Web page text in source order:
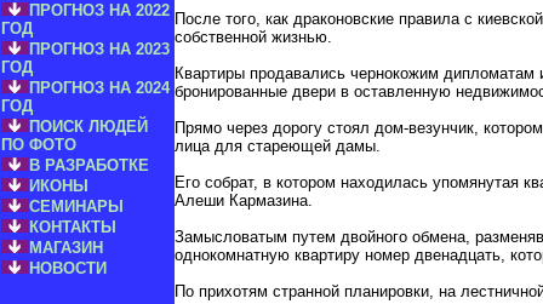
ПРОГНОЗ НА 2022
ГОД
ПРОГНОЗ НА 2023
ГОД
ПРОГНОЗ НА 2024
ГОД
ПОИСК ЛЮДЕЙ
ПО ФОТО
В РАЗРАБОТКЕ
ИКОНЫ
СЕМИНАРЫ
КОНТАКТЫ
МАГАЗИН
НОВОСТИ
После того, как драконовские правила с
собственной жизнью.
Квартиры продавались чернокожим дипломатам
бронированные двери в оставленную
Прямо через дорогу стоял дом-везунчик,
лица для стареющей дамы.
Его собрат, в котором находилась упомянутая
Алеши Кармазина.
Замысловатым путем двойного обмена,
однокомнатную квартиру номер двенадцать,
По прихотям странной планировки, на